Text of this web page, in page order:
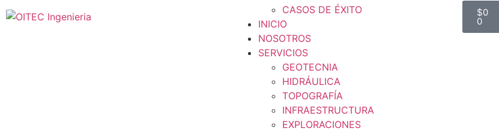
CASOS DE ÉXITO
INICIO
NOSOTROS
SERVICIOS
GEOTECNIA
HIDRÁULICA
TOPOGRAFÍA
INFRAESTRUCTURA
EXPLORACIONES
$0
0